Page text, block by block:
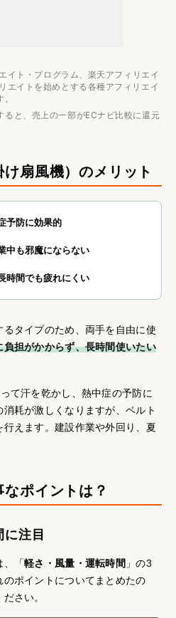
イト・プログラム、楽天アフィリエイ
エイトを始めとする各種アフィリエイ
ると、売上の一部がECナビ比較に還元
扇風機）のメリット
予防に効果的
中も邪魔にならない
時間でも疲れにくい
タイプのため、両手を自由に使
負担がかからず、長時間使いたい
て汗を乾かし、熱中症の予防に
耗が激しくなりますが、ベルト
えます。建設作業や外回り、夏
ポイントは？
注目
、「軽さ・風量・運転時間 」の3
ポイントについてまとめたの
さい。